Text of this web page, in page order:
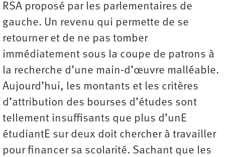
RSA proposé par les parlementaires de
gauche. Un revenu qui permette de se
retourner et de ne pas tomber
immédiatement sous la coupe de patrons à
la recherche d’une main-d’œuvre malléable.
Aujourd’hui, les montants et les critères
d’attribution des bourses d’études sont
tellement insuffisants que plus d’unE
étudiantE sur deux doit chercher à travailler
pour financer sa scolarité. Sachant que les